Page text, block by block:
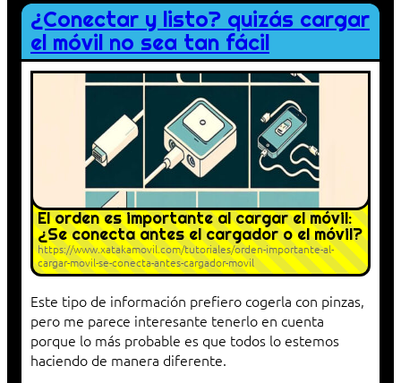
¿Conectar y listo? quizás cargar
el móvil no sea tan fácil
El orden es importante al cargar el móvil:
¿Se conecta antes el cargador o el móvil?
https://www.xatakamovil.com/tutoriales/orden-importante-al-
cargar-movil-se-conecta-antes-cargador-movil
Este tipo de información prefiero cogerla con pinzas,
pero me parece interesante tenerlo en cuenta
porque lo más probable es que todos lo estemos
haciendo de manera diferente.